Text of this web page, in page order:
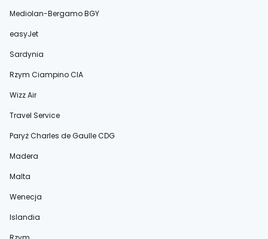
Mediolan-Bergamo BGY
easyJet
Sardynia
Rzym Ciampino CIA
Wizz Air
Travel Service
Paryż Charles de Gaulle CDG
Madera
Malta
Wenecja
Islandia